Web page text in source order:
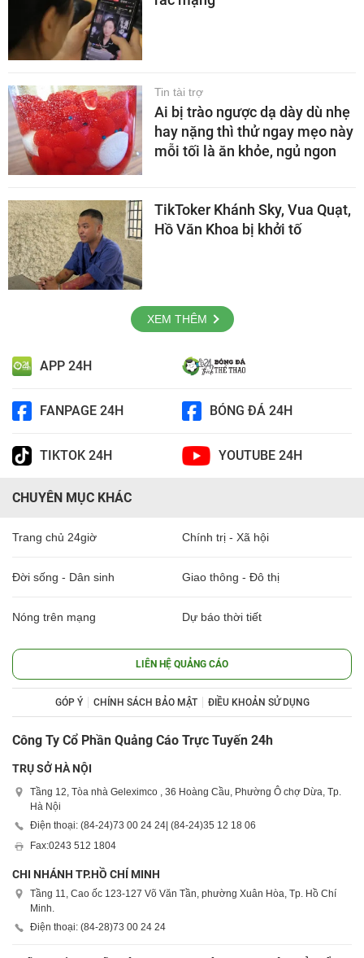
Tin tài trợ
Ai bị trào ngược dạ dày dù nhẹ
hay nặng thì thử ngay mẹo này
mỗi tối là ăn khỏe, ngủ ngon
TikToker Khánh Sky, Vua Quạt,
Hồ Văn Khoa bị khởi tố
XEM THÊM
APP 24H
FANPAGE 24H BÓNG ĐÁ 24H
TIKTOK 24H YOUTUBE 24H
CHUYÊN MỤC KHÁC
Trang chủ 24giờ Chính trị - Xã hội
Đời sống - Dân sinh Giao thông - Đô thị
Nóng trên mạng Dự báo thời tiết
LIÊN HỆ QUẢNG CÁO
GÓP Ý CHÍNH SÁCH BẢO MẬT ĐIỀU KHOẢN SỬ DỤNG
Công Ty Cổ Phần Quảng Cáo Trực Tuyến 24h
TRỤ SỞ HÀ NỘI
Tầng 12, Tòa nhà Geleximco , 36 Hoàng Cầu, Phường Ô chợ Dừa, Tp.
Hà Nội
Điện thoại: (84-24)73 00 24 24| (84-24)35 12 18 06
Fax:0243 512 1804
CHI NHÁNH TP.HỒ CHÍ MINH
Tầng 11, Cao ốc 123-127 Võ Văn Tần, phường Xuân Hòa, Tp. Hồ Chí
Minh.
Điện thoại: (84-28)73 00 24 24